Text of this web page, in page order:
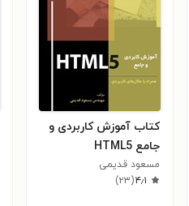
کتاب آموزش کاربردی و
جامع HTML5
مسعود قدیمی
۴٫۱(۲۳)